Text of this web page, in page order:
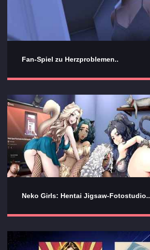
Fan-Spiel zu Herzproblemen..
Neko Girls: Hentai Jigsaw-Fotostudio..